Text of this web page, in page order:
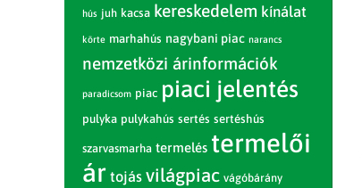
hús juh kacsa kereskedelem kínálat
körte marhahús nagybani piac narancs
nemzetközi árinformációk
paradicsom piac piaci jelentés
pulyka pulykahús sertés sertéshús
szarvasmarha termelés termelői
ár tojás világpiac vágóbárány